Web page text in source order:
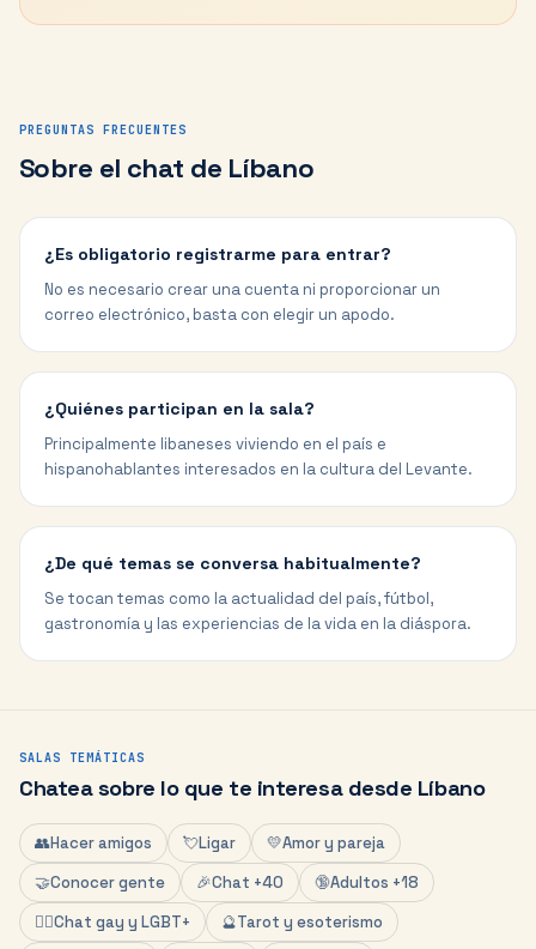
PREGUNTAS FRECUENTES
Sobre el chat de Líbano
¿Es obligatorio registrarme para entrar?
No es necesario crear una cuenta ni proporcionar un
correo electrónico, basta con elegir un apodo.
¿Quiénes participan en la sala?
Principalmente libaneses viviendo en el país e
hispanohablantes interesados en la cultura del Levante.
¿De qué temas se conversa habitualmente?
Se tocan temas como la actualidad del país, fútbol,
gastronomía y las experiencias de la vida en la diáspora.
SALAS TEMÁTICAS
Chatea sobre lo que te interesa desde Líbano
👥Hacer amigos 💘Ligar 💛Amor y pareja
🤝Conocer gente 🎉Chat +40 🔞Adultos +18
🏳️‍🌈Chat gay y LGBT+ 🔮Tarot y esoterismo